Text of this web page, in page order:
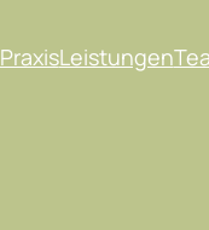
PraxisLeistungen